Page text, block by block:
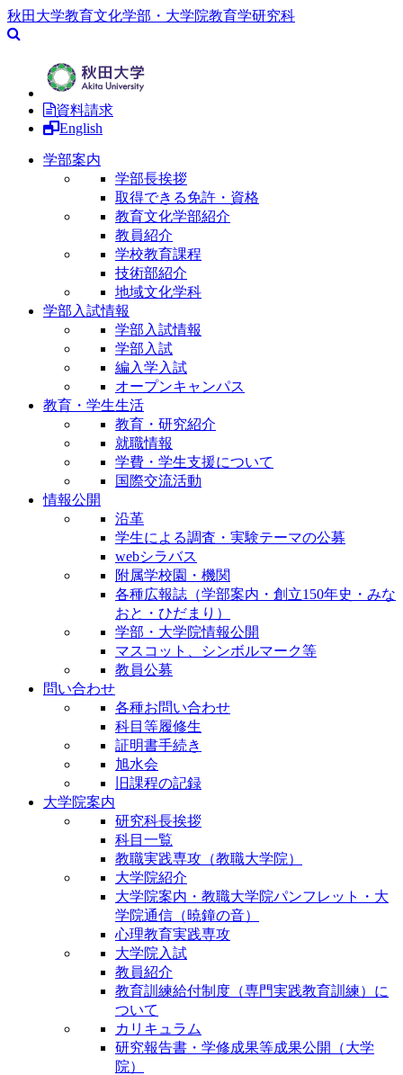
秋田大学教育文化学部・大学院教育学研究科
資料請求
English
学部案内
学部長挨拶
取得できる免許・資格
教育文化学部紹介
教員紹介
学校教育課程
技術部紹介
地域文化学科
学部入試情報
学部入試情報
学部入試
編入学入試
オープンキャンパス
教育・学生生活
教育・研究紹介
就職情報
学費・学生支援について
国際交流活動
情報公開
沿革
学生による調査・実験テーマの公募
webシラバス
附属学校園・機関
各種広報誌（学部案内・創立150年史・みな
おと・ひだまり）
学部・大学院情報公開
マスコット、シンボルマーク等
教員公募
問い合わせ
各種お問い合わせ
科目等履修生
証明書手続き
旭水会
旧課程の記録
大学院案内
研究科長挨拶
科目一覧
教職実践専攻（教職大学院）
大学院紹介
大学院案内・教職大学院パンフレット・大
学院通信（暁鐘の音）
心理教育実践専攻
大学院入試
教員紹介
教育訓練給付制度（専門実践教育訓練）に
ついて
カリキュラム
研究報告書・学修成果等成果公開（大学
院）